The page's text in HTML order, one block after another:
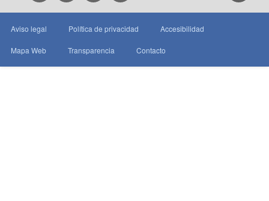
Aviso legal Política de privacidad Accesibilidad
Mapa Web Transparencia Contacto